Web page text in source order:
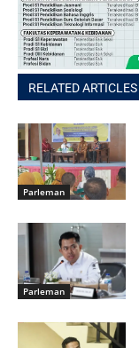
RELATED ARTICLES
Parleman
Parleman